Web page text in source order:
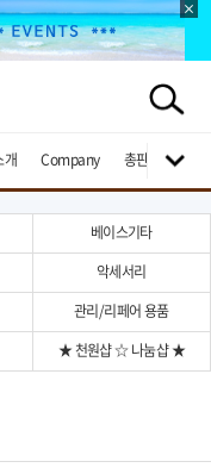
개 Company 총판브랜드
베이스기타
악세서리
관리/리페어 용품
★ 천원샵 ☆ 나눔샵 ★